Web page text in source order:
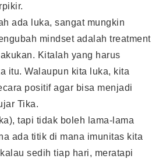
ada luka, sangat mungkin
mindset adalah treatment
Kitalah yang harus
itu. Walaupun kita luka, kita
positif agar bisa menjadi
Tika.
tapi tidak boleh lama-lama
ada titik di mana imunitas kita
sedih tiap hari, meratapi